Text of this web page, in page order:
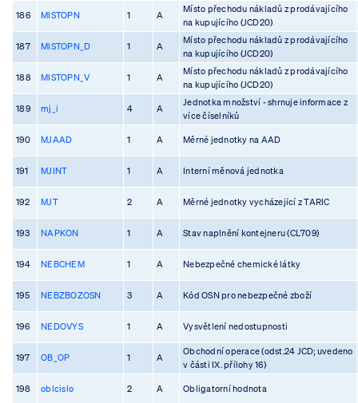
186 MISTOPN 1 A
Místo přechodu nákladů z prodávajícího
na kupujícího (JCD20)
187 MISTOPN_D 1 A
Místo přechodu nákladů z prodávajícího
na kupujícího (JCD20)
188 MISTOPN_V 1 A
Místo přechodu nákladů z prodávajícího
na kupujícího (JCD20)
189 mj_i 4 A
Jednotka množství - shrnuje informace z
více číselníků
190 MJAAD 1 A Měrné jednotky na AAD
191 MJINT 1 A Interní měnová jednotka
192 MJT 2 A Měrné jednotky vycházející z TARIC
193 NAPKON 1 A Stav naplnění kontejneru (CL709)
194 NEBCHEM 1 A Nebezpečné chemické látky
195 NEBZBOZOSN 3 A Kód OSN pro nebezpečné zboží
196 NEDOVYS 1 A Vysvětlení nedostupnosti
197 OB_OP 1 A
Obchodní operace (odst.24 JCD; uvedeno
v části IX. přílohy 16)
198 oblcislo 2 A Obligatorní hodnota